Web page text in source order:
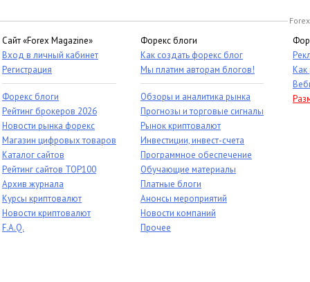
Сайт «Forex Magazine»
Вход в личный кабинет
Регистрация
Форекс блоги
Рейтинг брокеров 2026
Новости рынка форекс
Магазин цифровых товаров
Каталог сайтов
Рейтинг сайтов TOP100
Архив журнала
Курсы криптовалют
Новости криптовалют
F.A.Q.
Форекс блоги
Как создать форекс блог
Мы платим авторам блогов!
Обзоры и аналитика рынка
Прогнозы и торговые сигналы
Рынок криптовалют
Инвестиции, инвест-счета
Программное обеспечение
Обучающие материалы
Платные блоги
Анонсы мероприятий
Новости компаний
Прочее
Как